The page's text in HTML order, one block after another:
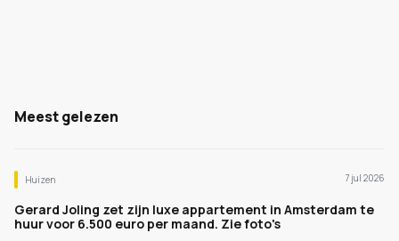
Meest gelezen
Huizen 7 jul 2026
Gerard Joling zet zijn luxe appartement in Amsterdam te
huur voor 6.500 euro per maand. Zie foto's